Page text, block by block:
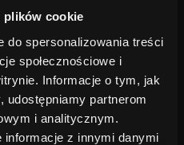
plików cookie
do spersonalizowania treści
społecznościowe i
Informacje o tym, jak
partnerom
i analitycznym.
informacje z innymi danymi
نستمع، نحلل، ونتماشى مع
٢
تصميم الحلول